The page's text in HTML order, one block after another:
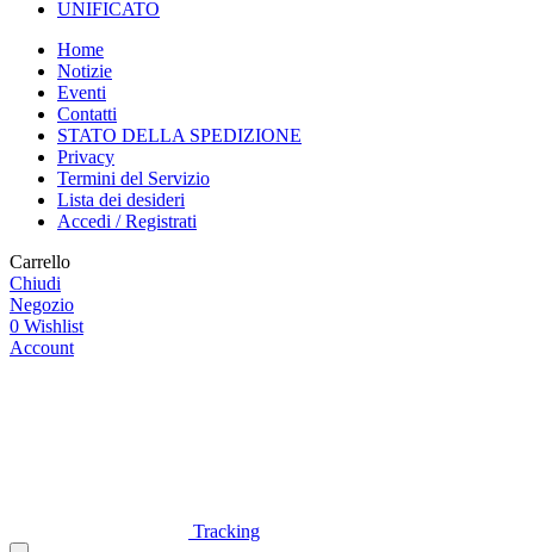
UNIFICATO
Home
Notizie
Eventi
Contatti
STATO DELLA SPEDIZIONE
Privacy
Termini del Servizio
Lista dei desideri
Accedi / Registrati
Carrello
Chiudi
Negozio
0 Wishlist
Account
Tracking